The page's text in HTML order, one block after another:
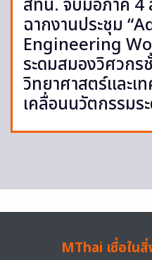
สทน. จับมือภาคี 4
ฉากงานประชุม
Engineering
ระดมสมองวิศวก
วิทยาศาสตร์และเ
เคลื่อนนวัตกรรมร
MThai เชื่อใน